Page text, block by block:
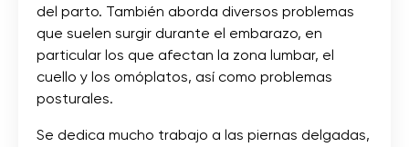
del parto. También aborda diversos problemas
que suelen surgir durante el embarazo, en
particular los que afectan la zona lumbar, el
cuello y los omóplatos, así como problemas
posturales.
Se dedica mucho trabajo a las piernas delgadas,